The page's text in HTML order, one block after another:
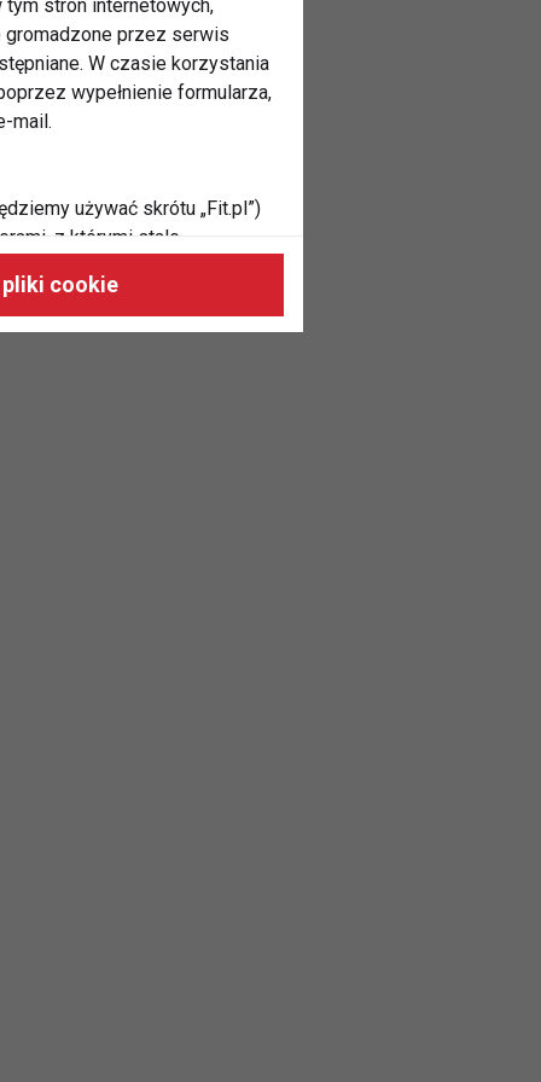
tym stron internetowych,
gromadzone przez serwis
W czasie korzystania
wypełnienie formularza,
mail.
używać skrótu „Fit.pl”)
z którymi stale
oraz do
odpowiadać Twoim
je na nasze zlecenie,
oparciu o stosowną podstawę
zbierane są przez naszych
ich przetwarzania. Możesz
praw wymienionych
podstawie prawnej.
do Twoich zainteresowań,
umów o ich świadczenie
cookie